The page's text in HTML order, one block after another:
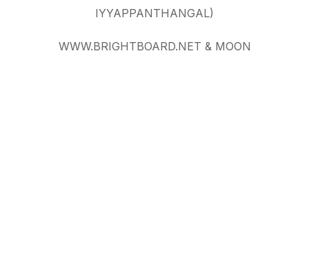
IYYAPPANTHANGAL)
WWW.BRIGHTBOARD.NET & MOON